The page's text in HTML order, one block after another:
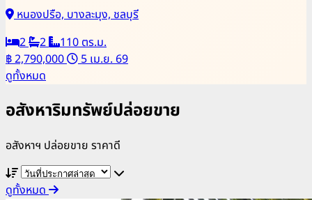
หนองปรือ, บางละมุง, ชลบุรี
2
2
110 ตร.ม.
฿ 2,790,000
5 เม.ย. 69
ดูทั้งหมด
อสังหาริมทรัพย์ปล่อยขาย
อสังหาฯ ปล่อยขาย ราคาดี
ดูทั้งหมด